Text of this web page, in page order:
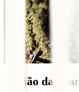
Região da